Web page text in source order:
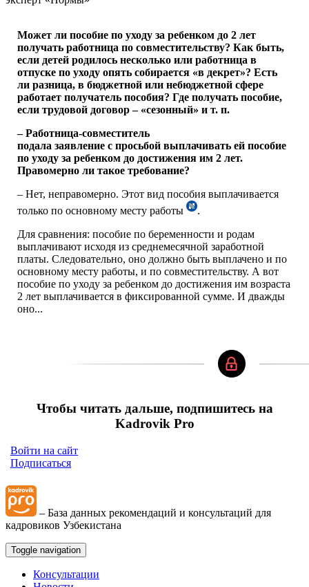
Может ли пособие по уходу за ребенком до 2 лет
получать работница по совместительству? Как быть,
если детей родилось несколько или работница в
отпуске по уходу опять собирается «в декрет»? Есть
ли разница, в бюджетной или небюджетной сфере
работает получатель пособия? Где получать пособие,
если трудовой договор – «сезонный» и т. п.
– Работница-совместитель
подала заявление с просьбой выплачивать ей пособие
по уходу за ребенком до достижения им 2 лет.
Правомерно ли такое требование?
– Нет, неправомерно. Этот вид пособия выплачивается
только по основному месту работы
.
Для сравнения: пособие по беременности и родам
выплачивают исходя из среднемесячной заработной
платы. Следовательно, оно должно быть выплачено и по
основному месту работы, и по совместительству. А вот
пособие по уходу за ребенком до достижения им возраста
2 лет выплачивается в фиксированной сумме. И дважды
оно...
Чтобы читать дальше, подпишитесь на
Kadrovik Pro
Войти на сайт
Подписаться
– База данных рекомендаций и консультаций для
кадровиков Узбекистана
Toggle navigation
Консультации